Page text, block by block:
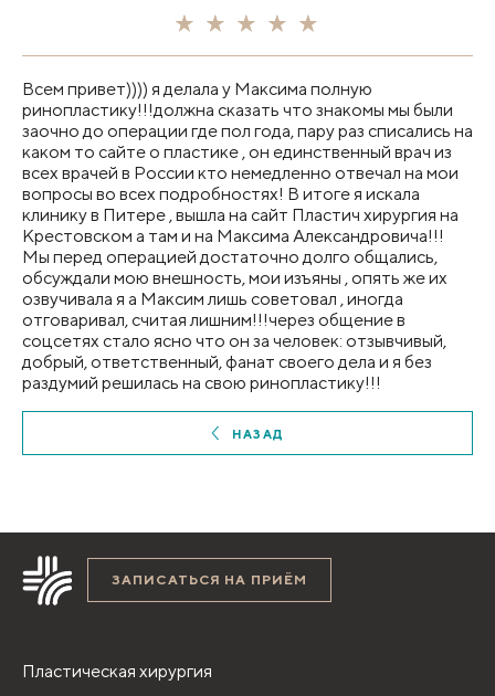
Всем привет)))) я делала у Максима полную
ринопластику!!!должна сказать что знакомы мы были
заочно до операции где пол года, пару раз списались на
каком то сайте о пластике , он единственный врач из
всех врачей в России кто немедленно отвечал на мои
вопросы во всех подробностях! В итоге я искала
клинику в Питере , вышла на сайт Пластич хирургия на
Крестовском а там и на Максима Александровича!!!
Мы перед операцией достаточно долго общались,
обсуждали мою внешность, мои изъяны , опять же их
озвучивала я а Максим лишь советовал , иногда
отговаривал, считая лишним!!!через общение в
соцсетях стало ясно что он за человек: отзывчивый,
добрый, ответственный, фанат своего дела и я без
раздумий решилась на свою ринопластику!!!
НАЗАД
ЗАПИСАТЬСЯ НА ПРИЁМ
Пластическая хирургия